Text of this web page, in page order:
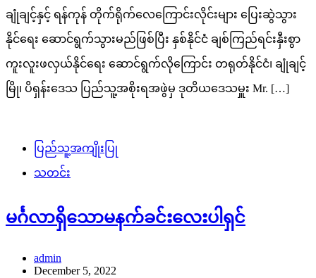
ချုံချင့်နှင့် ရန်ကုန် တိုက်ရိုက်လေကြောင်းလိုင်းများ ပြေးဆွဲသွား
နိုင်ရေး ဆောင်ရွက်သွားမည်ဖြစ်ပြီး နှစ်နိုင်ငံ ချစ်ကြည်ရင်းနှီးစွာ
ကူးလူးဖလှယ်နိုင်ရေး ဆောင်ရွက်လိုကြောင်း တရုတ်နိုင်ငံ၊ ချုံချင့်
မြို၊ ပိရှန်းဒေသ ပြည်သူ့အစိုးရအဖွဲမှ ဒုတိယဒေသမှူး Mr. […]
ပြည်သူ့အကျိုးပြု
သတင်း
မင်္ဂလာရှိသောမနက်ခင်းလေးပါရှင်
admin
December 5, 2022